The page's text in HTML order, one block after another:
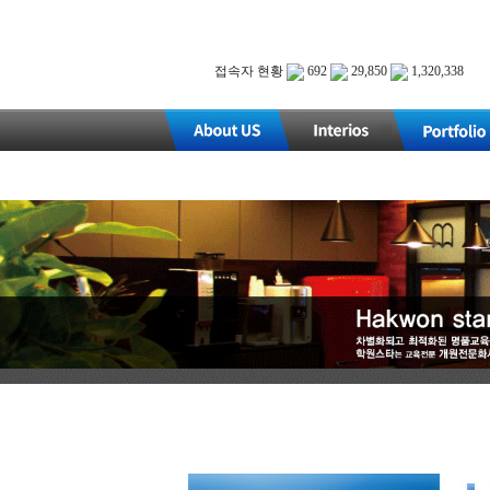
접속자 현황 692 29,850 1,320,338